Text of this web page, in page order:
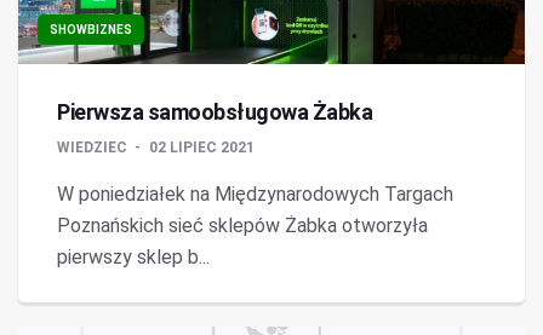
SHOWBIZNES
Pierwsza samoobsługowa Żabka
WIEDZIEC 02 LIPIEC 2021
W poniedziałek na Międzynarodowych Targach
Poznańskich sieć sklepów Żabka otworzyła
pierwszy sklep b...